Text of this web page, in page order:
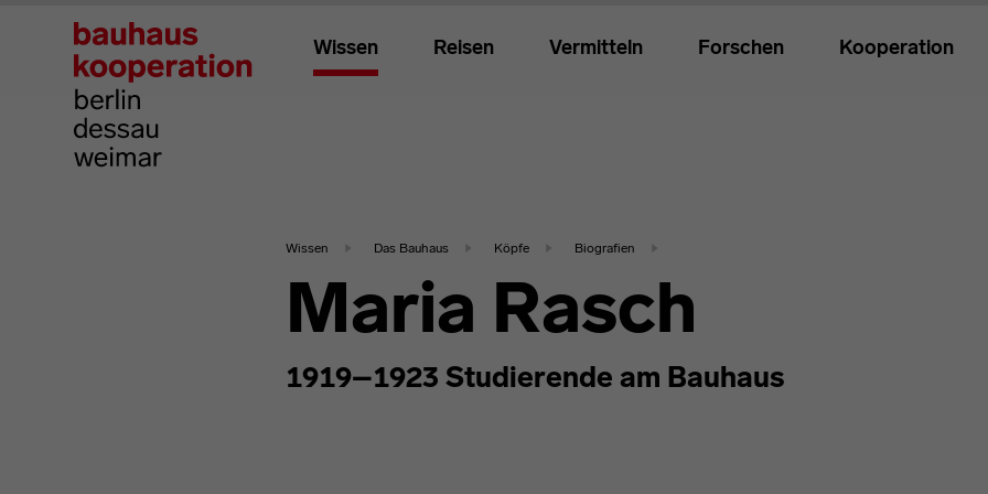
Wissen Reisen Vermitteln Forschen Kooperation
Wissen Das Bauhaus Köpfe Biografien
Maria Rasch
1919–1923 Studierende am Bauhaus